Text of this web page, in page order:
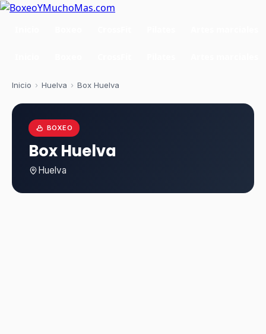
Inicio › Huelva › Box Huelva
BOXEO
Box Huelva
Huelva